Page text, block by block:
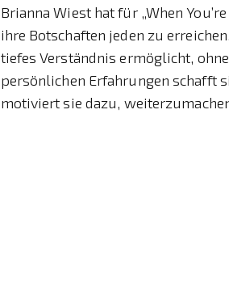
Brianna Wiest hat für „When
ihre Botschaften jeden zu
tiefes Verständnis ermöglicht,
persönlichen Erfahrungen schafft
motiviert sie dazu,